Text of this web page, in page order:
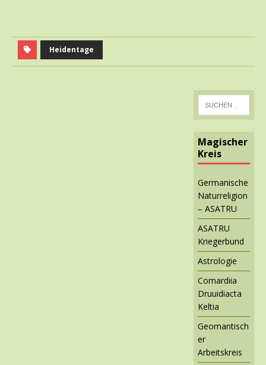
Heidentage
Magischer
Kreis
Germanische
Naturreligion
– ASATRU
ASATRU
Kriegerbund
Astrologie
Comardiia
Druuidiacta
Keltia
Geomantisch
er
Arbeitskreis